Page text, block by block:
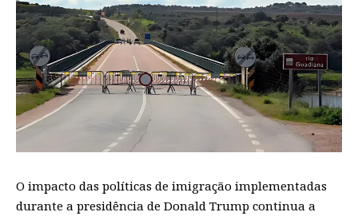
O impacto das políticas de imigração implementadas
durante a presidência de Donald Trump continua a